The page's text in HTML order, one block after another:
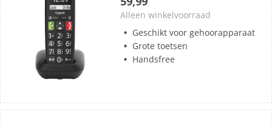
5
sterren.
1
beoordeling
Alleen winkelvoorraad
Geschikt voor gehoorapparaat
Grote toetsen
Handsfree